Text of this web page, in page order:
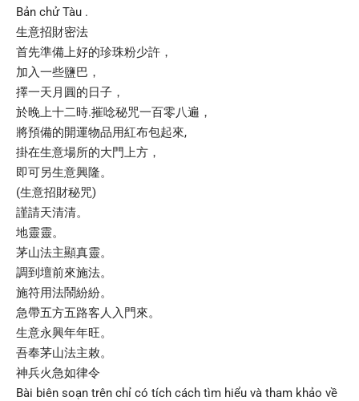
Bản chử Tàu .
生意招財密法
首先準備上好的珍珠粉少許，
加入一些鹽巴，
擇一天月圓的日子，
於晚上十二時.摧唸秘咒一百零八遍，
將預備的開運物品用紅布包起來,
掛在生意場所的大門上方，
即可另生意興隆。
(生意招財秘咒)
謹請天清清。
地靈靈。
茅山法主顯真靈。
調到壇前來施法。
施符用法鬧紛紛。
急帶五方五路客人入門來。
生意永興年年旺。
吾奉茅山法主敕。
神兵火急如律令
Bài biên soạn trên chỉ có tích cách tìm hiểu và tham khảo về